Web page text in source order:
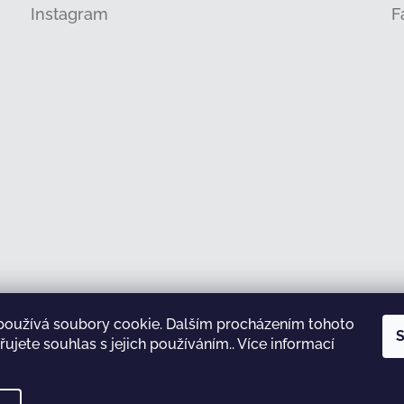
soubory cookie. Dalším procházením tohoto
souhlas s jejich používáním.. Více informací
Instagram
Sledovat na Instagramu